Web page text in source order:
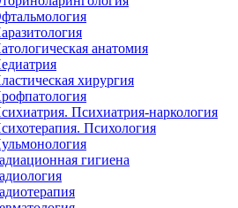
анатомия
хирургия
Психиатрия-наркология
Психология
гигиена